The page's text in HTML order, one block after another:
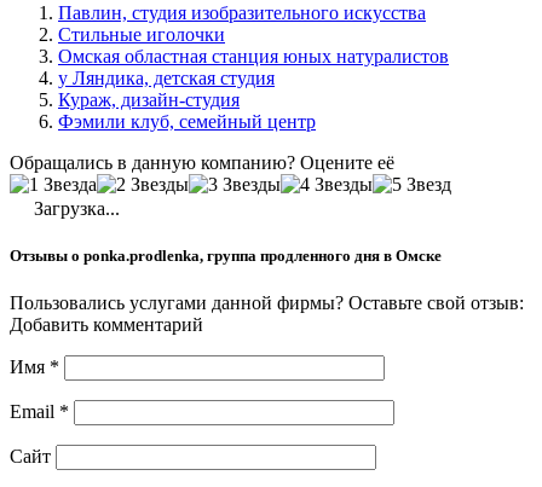
Павлин, студия изобразительного искусства
Стильные иголочки
Омская областная станция юных натуралистов
у Ляндика, детская студия
Кураж, дизайн-студия
Фэмили клуб, семейный центр
Обращались в данную компанию? Оцените её
Загрузка...
Отзывы о ponka.prodlenka, группа продленного дня в Омске
Пользовались услугами данной фирмы? Оставьте свой отзыв:
Добавить комментарий
Имя *
Email *
Сайт